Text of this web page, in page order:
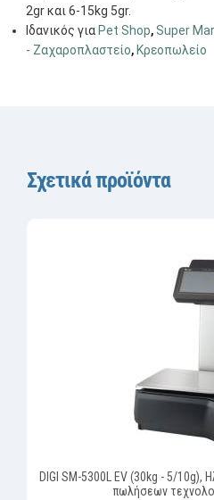
2gr και 6-15kg 5gr.
Ιδανικός για Pet Shop, Super
- Ζαχαροπλαστείο, Κρεοπωλείο
Σχετικά προϊόντα
DIGI SM-5300L EV (30kg - 5/10g),
πωλήσεων